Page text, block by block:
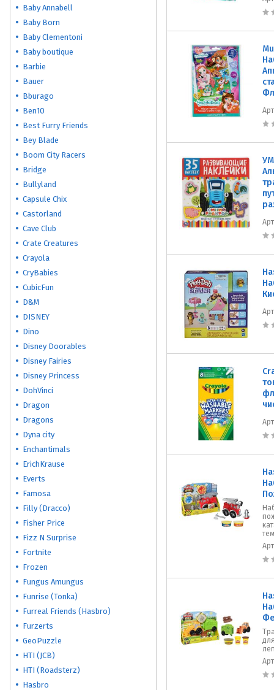
Baby Annabell
Baby Born
Baby Clementoni
Baby boutique
Barbie
Bauer
Bburago
Ben10
Best Furry Friends
Bey Blade
Boom City Racers
Bridge
Bullyland
Capsule Chix
Castorland
Cave Club
Crate Creatures
Crayola
CryBabies
CubicFun
D&M
DISNEY
Dino
Disney Doorables
Disney Fairies
Disney Princess
DohVinci
Dragon
Dragons
Dyna city
Enchantimals
ErichKrause
Everts
Famosa
Filly (Dracco)
Fisher Price
Fizz N Surprise
Fortnite
Frozen
Fungus Amungus
Funrise (Tonka)
Furreal Friends (Hasbro)
Furzerts
GeoPuzzle
HTI (JCB)
HTI (Roadsterz)
Hasbro